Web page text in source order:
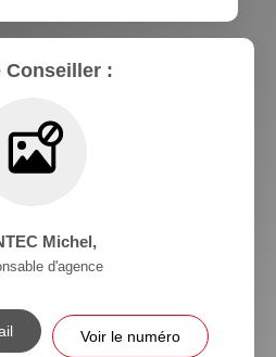
Conseiller :
Michel,
d'agence
Voir le numéro